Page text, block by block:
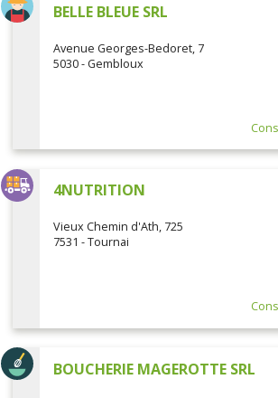
BELLE BLEUE SRL
Avenue Georges-Bedoret, 7
5030 - Gembloux
4NUTRITION
Vieux Chemin d'Ath, 725
7531 - Tournai
BOUCHERIE MAGEROTTE SRL